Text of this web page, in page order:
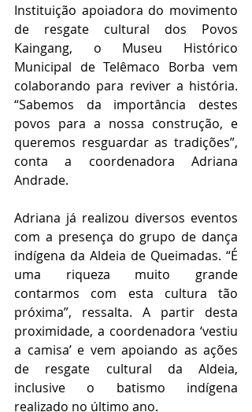
Instituição apoiadora do movimento
de resgate cultural dos Povos
Kaingang, o Museu Histórico
Municipal de Telêmaco Borba vem
colaborando para reviver a história.
“Sabemos da importância destes
povos para a nossa construção, e
queremos resguardar as tradições”,
conta a coordenadora Adriana
Andrade.
Adriana já realizou diversos eventos
com a presença do grupo de dança
indígena da Aldeia de Queimadas. “É
uma riqueza muito grande
contarmos com esta cultura tão
próxima”, ressalta. A partir desta
proximidade, a coordenadora ‘vestiu
a camisa’ e vem apoiando as ações
de resgate cultural da Aldeia,
inclusive o batismo indígena
realizado no último ano.